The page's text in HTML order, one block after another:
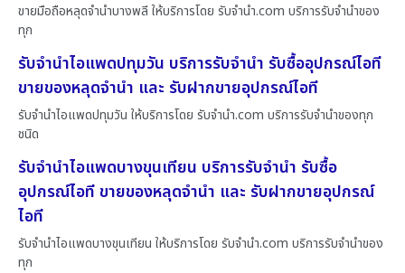
ขายมือถือหลุดจำนำบางพลี ให้บริการโดย รับจํานํา.com บริการรับจำนำของ
ทุก
รับจำนำไอแพดปทุมวัน บริการรับจำนำ รับซื้ออุปกรณ์ไอที
ขายของหลุดจำนำ และ รับฝากขายอุปกรณ์ไอที
รับจำนำไอแพดปทุมวัน ให้บริการโดย รับจํานํา.com บริการรับจำนำของทุก
ชนิด
รับจำนำไอแพดบางขุนเทียน บริการรับจำนำ รับซื้อ
อุปกรณ์ไอที ขายของหลุดจำนำ และ รับฝากขายอุปกรณ์
ไอที
รับจำนำไอแพดบางขุนเทียน ให้บริการโดย รับจํานํา.com บริการรับจำนำของ
ทุก